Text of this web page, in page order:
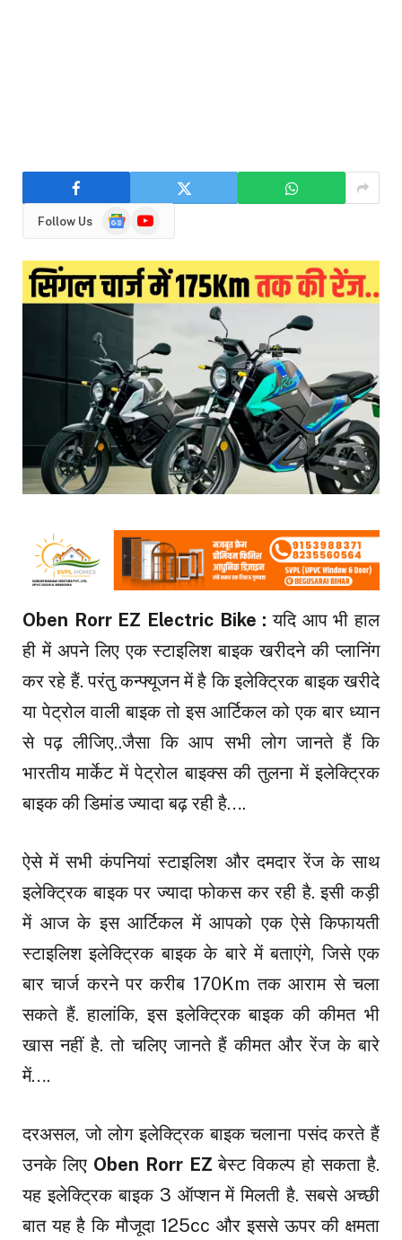
Follow Us
GoogleYouTube
Oben Rorr EZ Electric Bike :यदि आप भी हाल
ही में अपने लिए एक स्टाइलिश बाइक खरीदने की प्लानिंग
कर रहे हैं. परंतु कन्फ्यूजन में है कि इलेक्ट्रिक बाइक खरीदे
या पेट्रोल वाली बाइक तो इस आर्टिकल को एक बार ध्यान
से पढ़ लीजिए..जैसा कि आप सभी लोग जानते हैं कि
भारतीय मार्केट में पेट्रोल बाइक्स की तुलना में इलेक्ट्रिक
बाइक की डिमांड ज्यादा बढ़ रही है….
ऐसे में सभी कंपनियां स्टाइलिश और दमदार रेंज के साथ
इलेक्ट्रिक बाइक पर ज्यादा फोकस कर रही है. इसी कड़ी
में आज के इस आर्टिकल में आपको एक ऐसे किफायती
स्टाइलिश इलेक्ट्रिक बाइक के बारे में बताएंगे, जिसे एक
बार चार्ज करने पर करीब 170Km तक आराम से चला
सकते हैं. हालांकि, इस इलेक्ट्रिक बाइक की कीमत भी
खास नहीं है. तो चलिए जानते हैं कीमत और रेंज के बारे
में….
दरअसल, जो लोग इलेक्ट्रिक बाइक चलाना पसंद करते हैं
उनके लिए Oben Rorr EZबेस्ट विकल्प हो सकता है.
यह इलेक्ट्रिक बाइक 3 ऑप्शन में मिलती है. सबसे अच्छी
बात यह है कि मौजूदा 125cc और इससे ऊपर की क्षमता